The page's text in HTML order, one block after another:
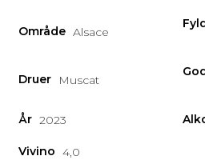
Område Alsace
Druer Muscat
År 2023
Vivino 4,0